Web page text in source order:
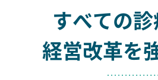
すべての
経営改革を